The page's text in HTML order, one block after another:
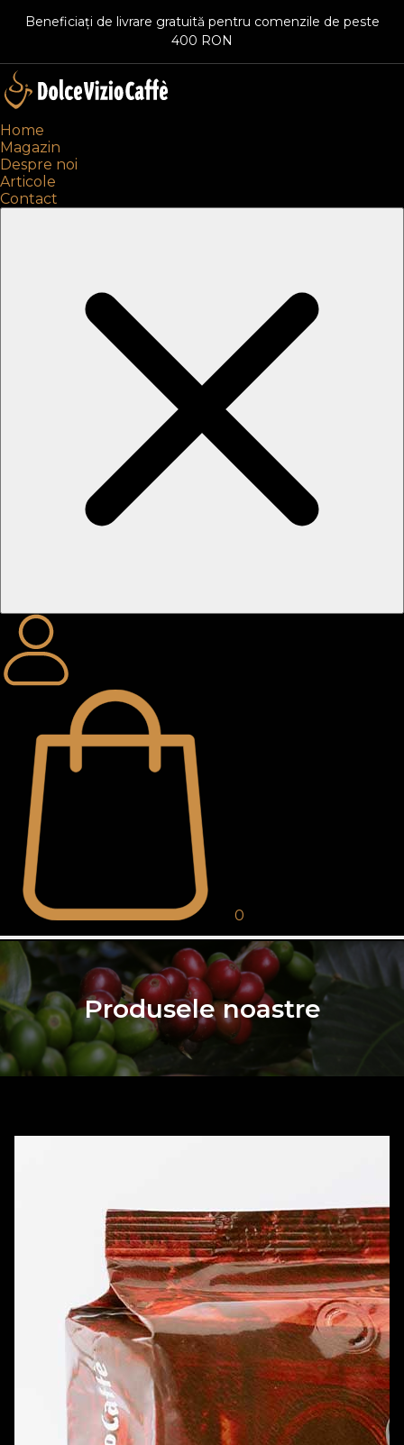
Beneficiați de livrare gratuită pentru comenzile de peste
400 RON
Home
Magazin
Despre noi
Articole
Contact
0
Produsele noastre